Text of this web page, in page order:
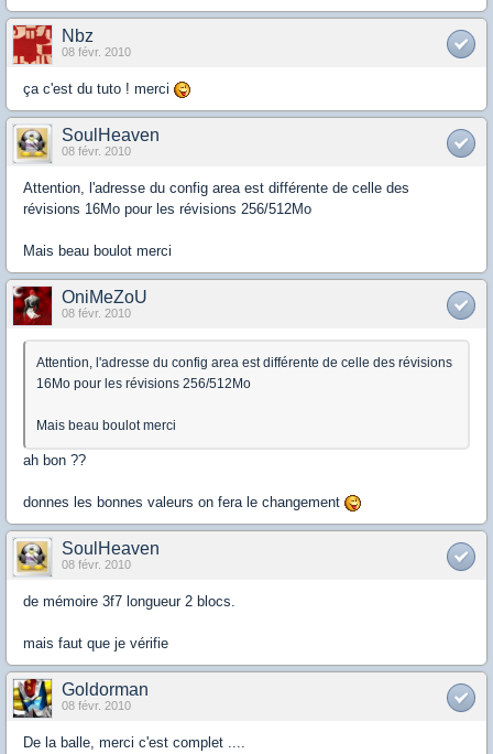
Nbz
08 févr. 2010
ça c'est du tuto ! merci
SoulHeaven
08 févr. 2010
Attention, l'adresse du config area est différente de celle des
révisions 16Mo pour les révisions 256/512Mo
Mais beau boulot merci
OniMeZoU
08 févr. 2010
Attention, l'adresse du config area est différente de celle des révisions
16Mo pour les révisions 256/512Mo
Mais beau boulot merci
ah bon ??
donnes les bonnes valeurs on fera le changement
SoulHeaven
08 févr. 2010
de mémoire 3f7 longueur 2 blocs.
mais faut que je vérifie
Goldorman
08 févr. 2010
De la balle, merci c'est complet ....